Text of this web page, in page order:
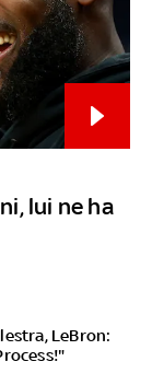
lui ne ha
LeBron: